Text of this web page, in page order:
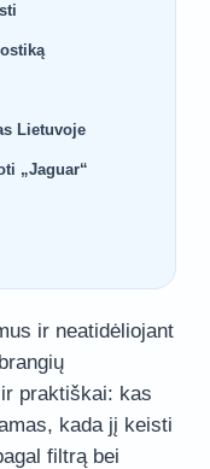
Lietuvoje
„Jaguar“
ir neatidėliojant
praktiškai: kas
kada jį keisti
filtrą bei